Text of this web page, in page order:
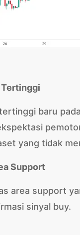
Tertinggi
baru
yang tidak
Support
area support
sinyal buy.